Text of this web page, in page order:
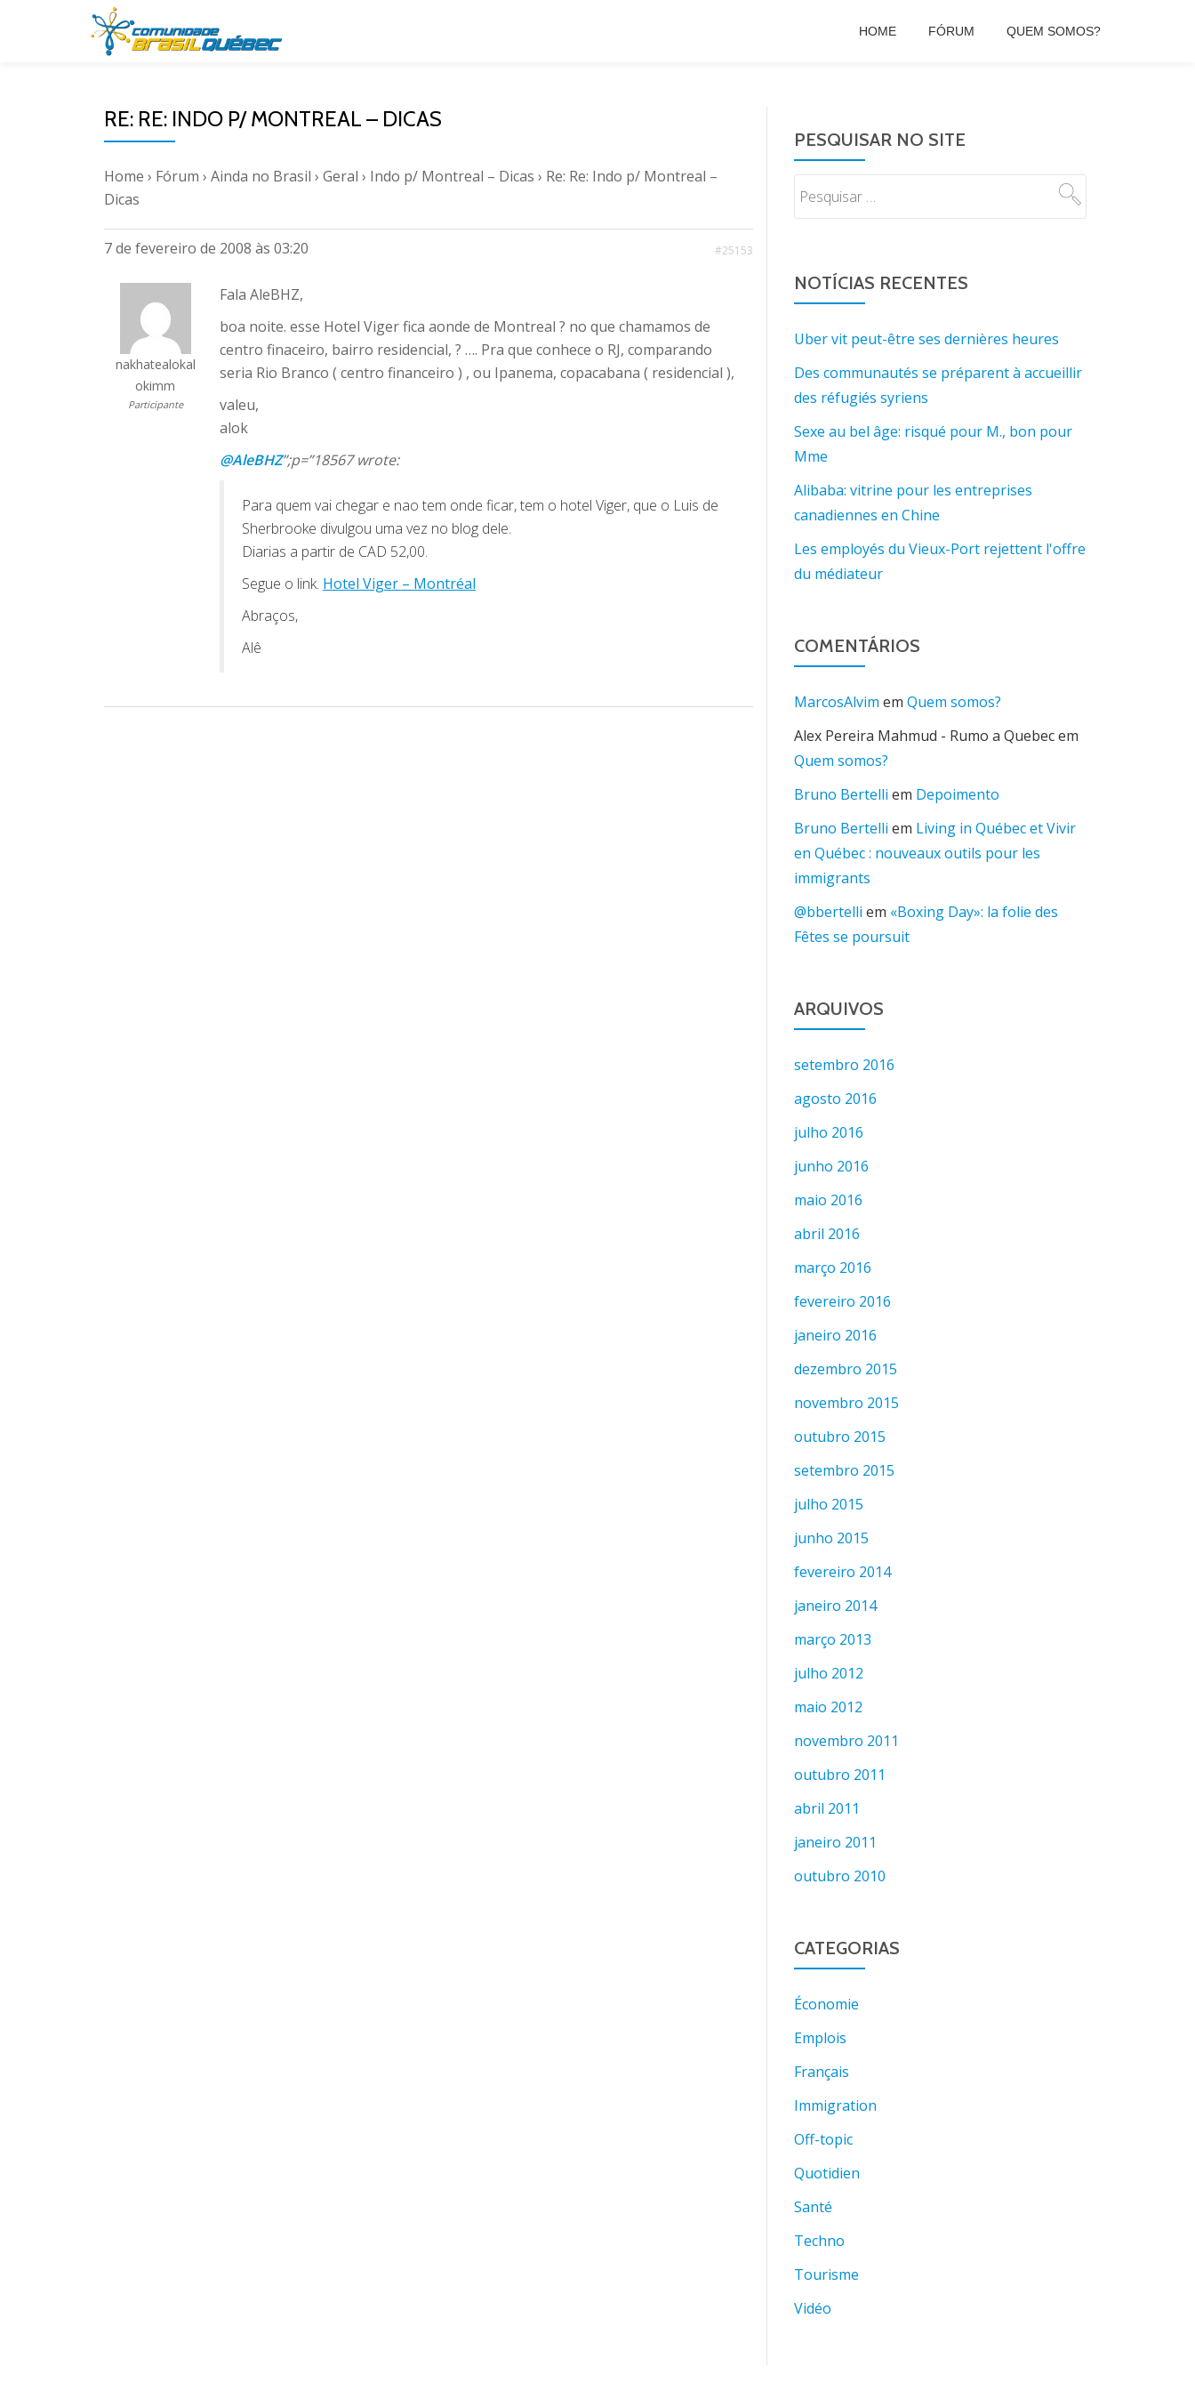
HOME FÓRUM QUEM SOMOS?
RE: RE: INDO P/ MONTREAL – DICAS
Home › Fórum › Ainda no Brasil › Geral › Indo p/ Montreal – Dicas › Re: Re: Indo p/ Montreal –
Dicas
7 de fevereiro de 2008 às 03:20 #25153
nakhatealokal
okimm
Participante
Fala AleBHZ,
boa noite. esse Hotel Viger fica aonde de Montreal ? no que chamamos de
centro finaceiro, bairro residencial, ? …. Pra que conhece o RJ, comparando
seria Rio Branco ( centro financeiro ) , ou Ipanema, copacabana ( residencial ),
valeu,
alok
@AleBHZ”;p=”18567 wrote:
Para quem vai chegar e nao tem onde ficar, tem o hotel Viger, que o Luis de
Sherbrooke divulgou uma vez no blog dele.
Diarias a partir de CAD 52,00.
Segue o link. Hotel Viger – Montréal
Abraços,
Alê
PESQUISAR NO SITE
NOTÍCIAS RECENTES
Uber vit peut-être ses dernières heures
Des communautés se préparent à accueillir
des réfugiés syriens
Sexe au bel âge: risqué pour M., bon pour
Mme
Alibaba: vitrine pour les entreprises
canadiennes en Chine
Les employés du Vieux-Port rejettent l'offre
du médiateur
COMENTÁRIOS
MarcosAlvim em Quem somos?
Alex Pereira Mahmud - Rumo a Quebecem
Quem somos?
Bruno Bertelli em Depoimento
Bruno Bertelli em Living in Québec et Vivir
en Québec : nouveaux outils pour les
immigrants
@bbertelli em «Boxing Day»: la folie des
Fêtes se poursuit
ARQUIVOS
setembro 2016
agosto 2016
julho 2016
junho 2016
maio 2016
abril 2016
março 2016
fevereiro 2016
janeiro 2016
dezembro 2015
novembro 2015
outubro 2015
setembro 2015
julho 2015
junho 2015
fevereiro 2014
janeiro 2014
março 2013
julho 2012
maio 2012
novembro 2011
outubro 2011
abril 2011
janeiro 2011
outubro 2010
CATEGORIAS
Économie
Emplois
Français
Immigration
Off-topic
Quotidien
Santé
Techno
Tourisme
Vidéo